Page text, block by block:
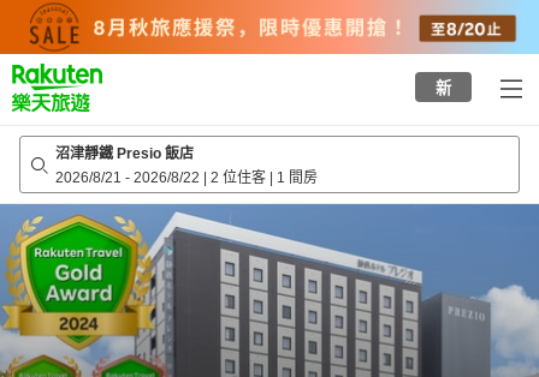
top
page
新
沼津靜鐵 Presio 飯店
2026/8/21 - 2026/8/22 | 2 位住客 | 1 間房